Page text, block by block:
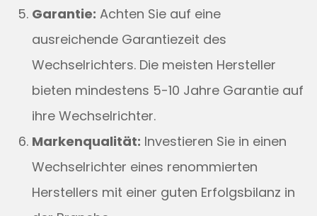
Garantie: Achten Sie auf eine
ausreichende Garantiezeit des
Wechselrichters. Die meisten Hersteller
bieten mindestens 5-10 Jahre Garantie auf
ihre Wechselrichter.
Markenqualität: Investieren Sie in einen
Wechselrichter eines renommierten
Herstellers mit einer guten Erfolgsbilanz in